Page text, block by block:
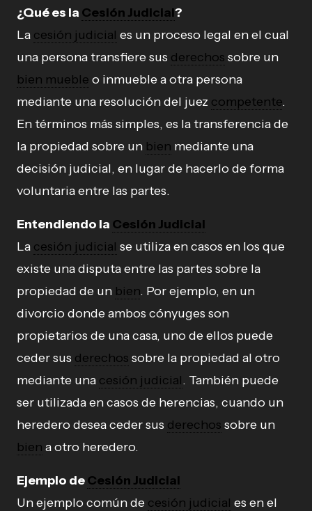
¿Qué es la Cesión Judicial?
La cesión judicial es un proceso legal en el cual
una persona transfiere sus derechos sobre un
bien mueble o inmueble a otra persona
mediante una resolución del juez competente.
En términos más simples, es la transferencia de
la propiedad sobre un bien mediante una
decisión judicial, en lugar de hacerlo de forma
voluntaria entre las partes.
Entendiendo la Cesión Judicial
La cesión judicial se utiliza en casos en los que
existe una disputa entre las partes sobre la
propiedad de un bien. Por ejemplo, en un
divorcio donde ambos cónyuges son
propietarios de una casa, uno de ellos puede
ceder sus derechos sobre la propiedad al otro
mediante una cesión judicial. También puede
ser utilizada en casos de herencias, cuando un
heredero desea ceder sus derechos sobre un
bien a otro heredero.
Ejemplo deCesión Judicial
Un ejemplo común de cesión judicial es en el